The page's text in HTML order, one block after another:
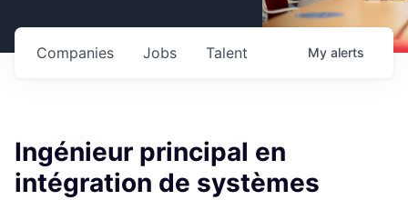
Jobs
Companies Talent My alerts
Ingénieur principal en
intégration de systèmes